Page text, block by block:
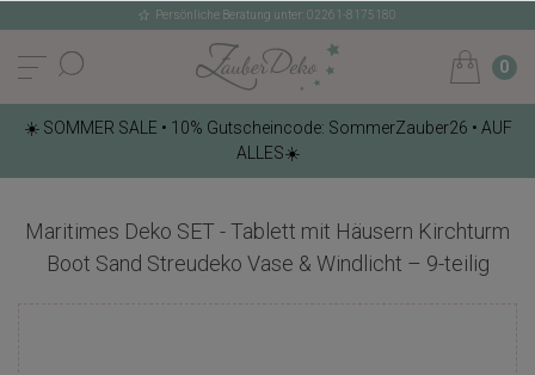
Persönliche Beratung unter: 02261-8175180
0
☀️ SOMMER SALE • 10% Gutscheincode: SommerZauber26 • AUF
ALLES☀️
Maritimes Deko SET - Tablett mit Häusern Kirchturm
Boot Sand Streudeko Vase & Windlicht – 9-teilig